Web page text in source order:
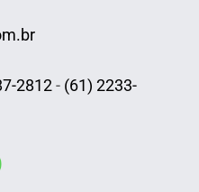
2812- (61) 2233-